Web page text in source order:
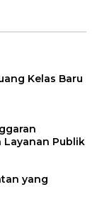
Kelas Baru
Layanan Publik
yang